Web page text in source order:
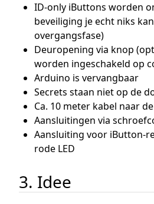
ID-only iButtons worden
beveiliging je echt niks
overgangsfase)
Deuropening via knop
worden ingeschakeld op
Arduino is vervangbaar
Secrets staan niet op de
Ca. 10 meter kabel naar
Aansluitingen via
Aansluiting voor iButton-
rode LED
3. Idee